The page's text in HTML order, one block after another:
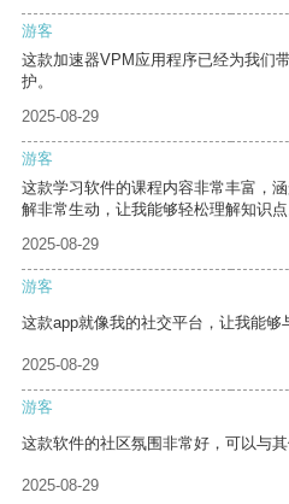
游客
这款加速器VPM应用程序已经为我们
护。
2025-08-29
游客
这款学习软件的课程内容非常丰富，
解非常生动，让我能够轻松理解知识点
2025-08-29
游客
这款app就像我的社交平台，让我能够
2025-08-29
游客
这款软件的社区氛围非常好，可以与其
2025-08-29